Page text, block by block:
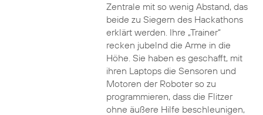
Zentrale mit so wenig Abstand, das
beide zu Siegern des Hackathons
erklärt werden. Ihre „Trainer“
recken jubelnd die Arme in die
Höhe. Sie haben es geschafft, mit
ihren Laptops die Sensoren und
Motoren der Roboter so zu
programmieren, dass die Flitzer
ohne äußere Hilfe beschleunigen,